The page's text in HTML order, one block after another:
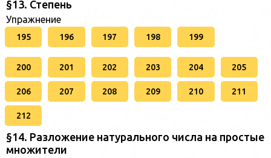
§13. Степень
Упражнение
195 196 197 198 199
200 201 202 203 204 205
206 207 208 209 210 211
212
§14. Разложение натурального числа на простые
множители